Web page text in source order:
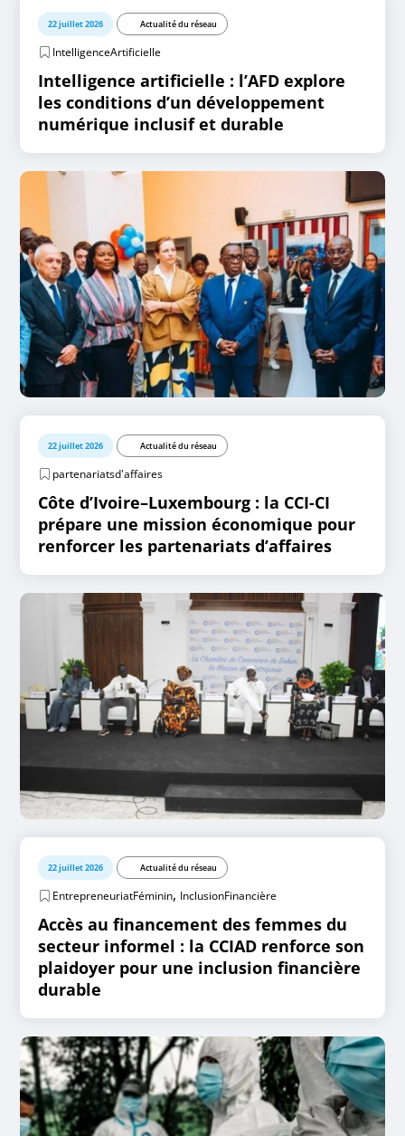
22 juillet 2026 Actualité du réseau
IntelligenceArtificielle
Intelligence artificielle : l’AFD explore
les conditions d’un développement
numérique inclusif et durable
22 juillet 2026 Actualité du réseau
partenariatsd'affaires
Côte d’Ivoire–Luxembourg : la CCI-CI
prépare une mission économique pour
renforcer les partenariats d’affaires
22 juillet 2026 Actualité du réseau
EntrepreneuriatFéminin, InclusionFinancière
Accès au financement des femmes du
secteur informel : la CCIAD renforce son
plaidoyer pour une inclusion financière
durable